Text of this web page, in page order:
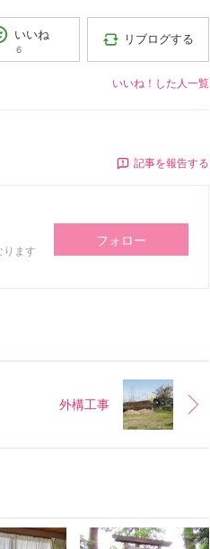
いいね
6
リブログする
いいね！した人一覧
記事を報告する
ります
フォロー
外構工事